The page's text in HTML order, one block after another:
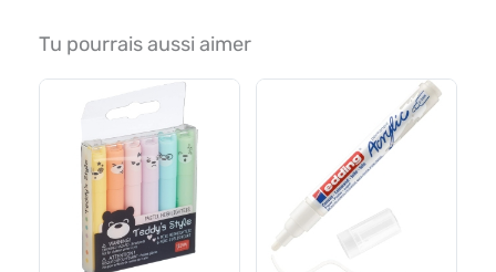
Tu pourrais aussi aimer